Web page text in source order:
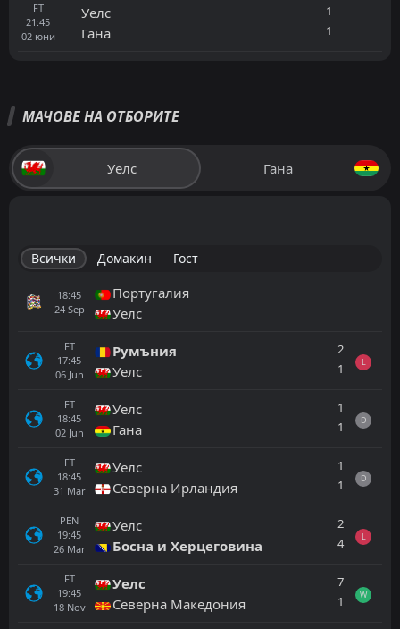
FT
21:45
02 юни
Уелс
Гана
1
1
МАЧОВЕ НА ОТБОРИТЕ
Уелс Гана
Всички Домакин Гост
18:45
24 Sep
Португалия
Уелс
FT
17:45
06 Jun
Румъния
Уелс
2
1
L
FT
18:45
02 Jun
Уелс
Гана
1
1
D
FT
18:45
31 Mar
Уелс
Северна Ирландия
1
1
D
PEN
19:45
26 Mar
Уелс
Босна и Херцеговина
2
4
L
FT
19:45
18 Nov
Уелс
Северна Македония
7
1
W